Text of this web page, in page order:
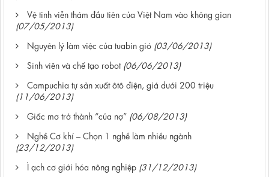
Vệ tinh viễn thám đầu tiên của Việt Nam vào không gian
(07/05/2013)
Nguyên lý làm việc của tuabin gió (03/06/2013)
Sinh viên và chế tạo robot (06/06/2013)
Campuchia tự sản xuất ôtô điện, giá dưới 200 triệu
(11/06/2013)
Giấc mơ trở thành “của nợ” (06/08/2013)
Nghề Cơ khí – Chọn 1 nghề làm nhiều ngành
(23/12/2013)
Ì ạch cơ giới hóa nông nghiệp (31/12/2013)